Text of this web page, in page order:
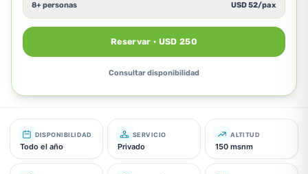
8+ personas USD52/pax
Reservar · USD 250
Consultar disponibilidad
DISPONIBILIDAD
Todo el año
SERVICIO
Privado
ALTITUD
150 msnm